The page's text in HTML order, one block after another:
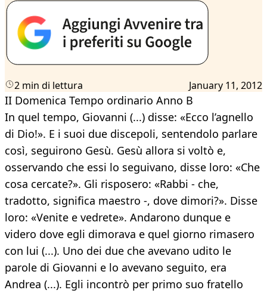
2 min di lettura January 11, 2012
II Domenica Tempo ordinario Anno B
In quel tempo, Giovanni (...) disse: «Ecco l’agnello
di Dio!». E i suoi due discepoli, sentendolo parlare
così, seguirono Gesù. Gesù allora si voltò e,
osservando che essi lo seguivano, disse loro: «Che
cosa cercate?». Gli risposero: «Rabbi - che,
tradotto, significa maestro -, dove dimori?». Disse
loro: «Venite e vedrete». Andarono dunque e
videro dove egli dimorava e quel giorno rimasero
con lui (...). Uno dei due che avevano udito le
parole di Giovanni e lo avevano seguito, era
Andrea (...). Egli incontrò per primo suo fratello